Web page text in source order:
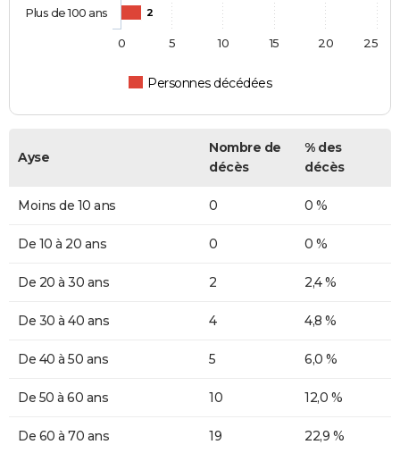
2
Personnes décédées
Plus de 100 ans
0 5 10 15 20 25
Ayse
Nombre de
décès
% des
décès
Moins de 10 ans 0 0 %
De 10 à 20 ans 0 0 %
De 20 à 30 ans 2 2,4 %
De 30 à 40 ans 4 4,8 %
De 40 à 50 ans 5 6,0 %
De 50 à 60 ans 10 12,0 %
De 60 à 70 ans 19 22,9 %